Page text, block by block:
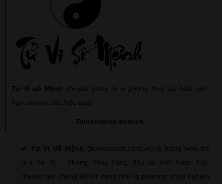
Tử Vi số Mệnh chuyên trang tử vi phong thuỷ cải biến vận
hạn chuyên sâu hiệu quả!
- Tuvisomenh.com.vn -
Tử Vi Số Mệnh
(tuvisomenh.com.vn) là trang web tra
cứu Tử Vi – Phong Thủy hàng đầu tại Việt Nam. Các
chuyên gia chúng tôi sử dụng những phương pháp nghiên